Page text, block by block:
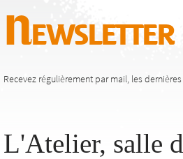
Newsletter
Recevez régulièrement par mail, les
L'Atelier, salle